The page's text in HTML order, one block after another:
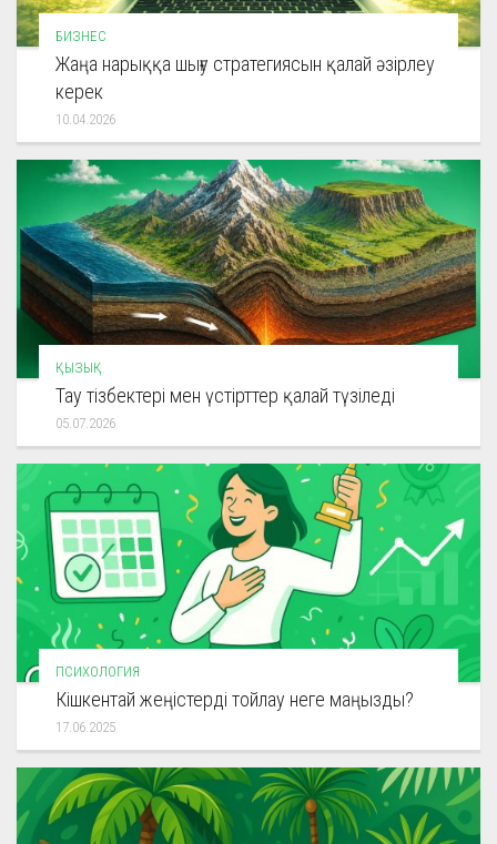
БИЗНЕС
Жаңа нарыққа шығу стратегиясын қалай әзірлеу
керек
10.04.2026
ҚЫЗЫҚ
Тау тізбектері мен үстірттер қалай түзіледі
05.07.2026
ПСИХОЛОГИЯ
Кішкентай жеңістерді тойлау неге маңызды?
17.06.2025